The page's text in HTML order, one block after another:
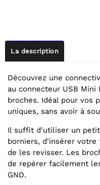
La description
Découvrez une
au connecteur USB
broches. Idéal pour vos
uniques, sans avoir à
Il suffit d'utiliser un
borniers, d'insérer
de les revisser. Les
de repérer facilement
GND.